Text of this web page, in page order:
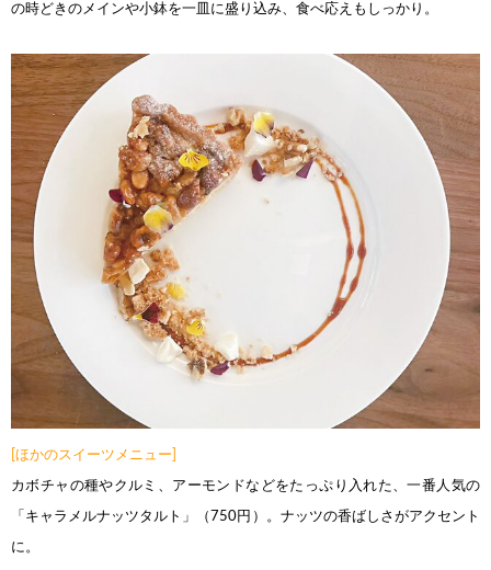
の時どきのメインや小鉢を一皿に盛り込み、食べ応えもしっかり。
[ほかのスイーツメニュー]
カボチャの種やクルミ、アーモンドなどをたっぷり入れた、一番人気の
「キャラメルナッツタルト」（750円）。ナッツの香ばしさがアクセント
に。